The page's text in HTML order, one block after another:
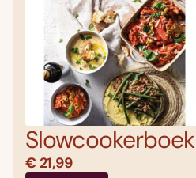
Slowcookerboek
€ 21,99